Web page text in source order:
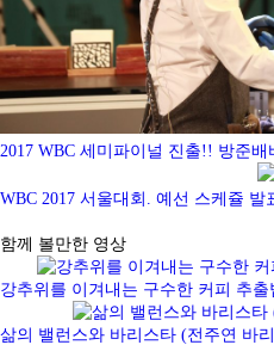
2017 WBC 세미파이널 진출!! 방준
WBC 2017 서울대회. 예선 스케쥴 발
함께 볼만한 영상
강추위를 이겨내는 구수한 커피 추
삶의 밸런스와 바리스타 (전주연 바